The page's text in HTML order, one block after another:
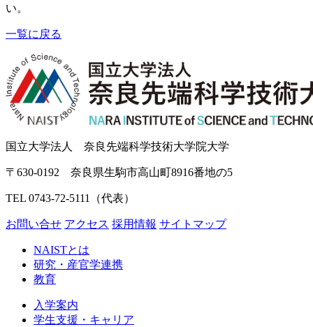
い。
一覧に戻る
国立大学法人 奈良先端科学技術大学院大学
〒630-0192 奈良県生駒市高山町8916番地の5
TEL 0743-72-5111（代表）
お問い合せ アクセス 採用情報 サイトマップ
NAISTとは
研究・産官学連携
教育
入学案内
学生支援・キャリア